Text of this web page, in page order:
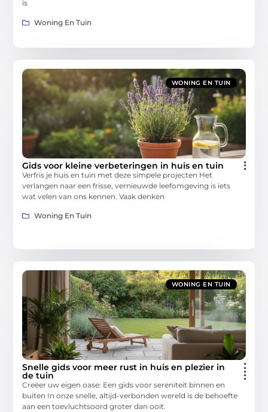
is
Woning En Tuin
WONING EN TUIN
Gids voor kleine verbeteringen in huis en tuin
Verfris je huis en tuin met deze simpele projecten Het
verlangen naar een frisse, vernieuwde leefomgeving is iets
wat velen van ons kennen. Vaak denken
Woning En Tuin
WONING EN TUIN
Snelle gids voor meer rust in huis en plezier in
de tuin
Creëer uw eigen oase: Een gids voor sereniteit binnen en
buiten In onze snelle, altijd-verbonden wereld is de behoefte
aan een toevluchtsoord groter dan ooit.